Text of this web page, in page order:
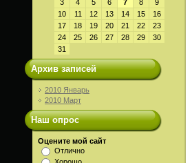
3
4 5 6 7 8
9
10
11 12 13 14 15
16
17
18 19 20 21 22
23
24
25 26 27 28 29
30
31
Архив записей
2010 Январь
2010 Март
Наш опрос
Оцените мой сайт
Отлично